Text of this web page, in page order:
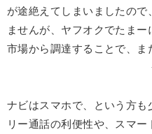
が途絶えてしまいましたの
ませんが、ヤフオクでたま
市場から調達することで、ま
ナビはスマホで、という方
リー通話の利便性や、スマ